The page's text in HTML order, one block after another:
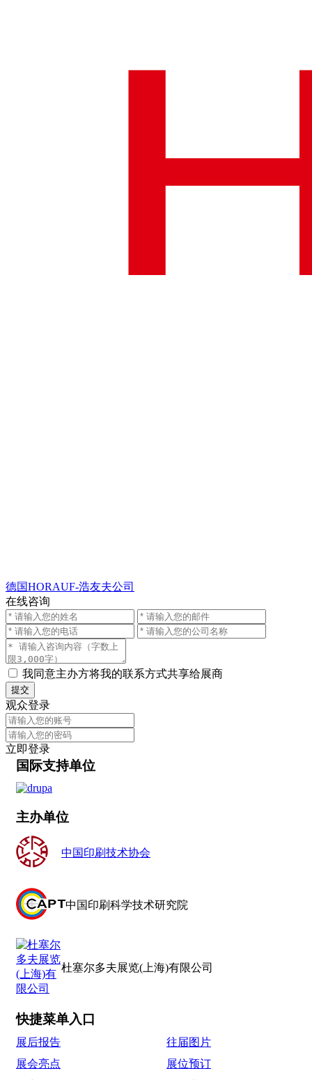
德国HORAUF-浩友夫公司
在线咨询
我同意主办方将我的联系方式共享给展商
提交
观众登录
立即登录
国际支持单位
主办单位
中国印刷技术协会
中国印刷科学技术研究院
杜塞尔多夫展览(上海)有限公司
快捷菜单入口
展后报告
往届图片
展会亮点
展位预订